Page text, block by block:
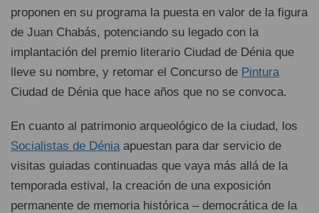
proponen en su programa la puesta en valor de la figura
de Juan Chabás, potenciando su legado con la
implantación del premio literario Ciudad de Dénia que
lleve su nombre, y retomar el Concurso de Pintura
Ciudad de Dénia que hace años que no se convoca.
En cuanto al patrimonio arqueológico de la ciudad, los
Socialistas de Déniaapuestan para dar servicio de
visitas guiadas continuadas que vaya más allá de la
temporada estival, la creación de una exposición
permanente de memoria histórica – democrática de la